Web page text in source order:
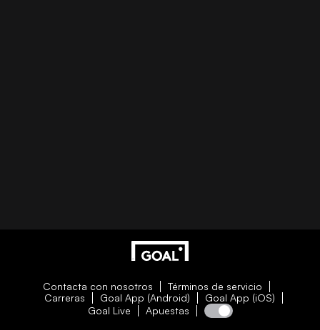
Contacta con nosotros
Términos de servicio
Carreras
Goal App (Android)
Goal App (iOS)
Goal Live
Apuestas